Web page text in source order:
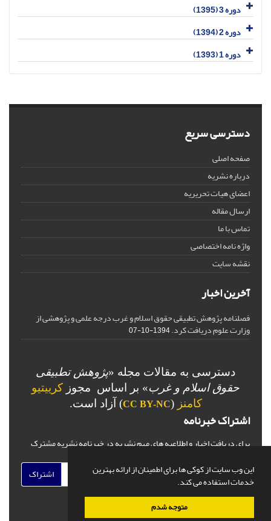
این وب سایت از کوکی ها برای اطمینان از ارائه بهترین
خدمات استفاده می کند.
متوجه شدم
دوره 3 (1395)
دوره 2 (1394)
دوره 1 (1393)
دسترسی سریع
صفحه اصلی
درباره نشریه
اعضای هیات تحریریه
ارسال مقاله
تماس با ما
واژه نامه اختصاصی
نقشه سایت
آخرین اخبار
فصلنامه پژوهش تطبیقی حقوق اسلام و غرب درجه علمی و پژوهشی از
وزارت علوم دریافت کرد.1394-10-07
دسترسی به مقالات مجله «پژوهش تطبیقی
حقوق اسلام و غرب» بر اساس مجوز کرییتیو
کامنز (
CC BY-NC) آزاد است.
اشتراک خبرنامه
برای دریافت اخبار و اطلاعیه های مهم نشریه در خبرنامه نشریه مشترک
اشتراک